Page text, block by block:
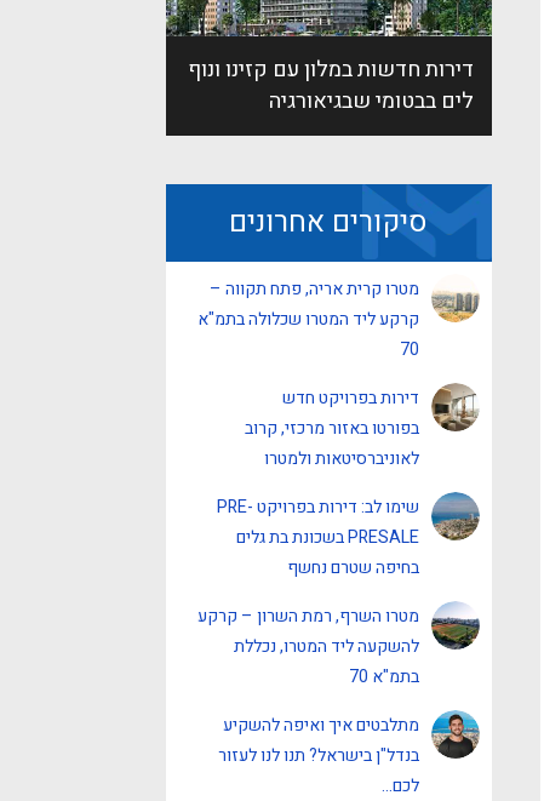
דירות חדשות במלון עם קזינו ונוף
לים בבטומי שבגיאורגיה
סיקורים אחרונים
מטרו קרית אריה, פתח תקווה –
קרקע ליד המטרו שכלולה בתמ"א
70
דירות בפרויקט חדש
בפורטו באזור מרכזי, קרוב
לאוניברסיטאות ולמטרו
שימו לב: דירות בפרויקט PRE-
PRESALE בשכונת בת גלים
בחיפה שטרם נחשף
מטרו השרף, רמת השרון – קרקע
להשקעה ליד המטרו, נכללת
בתמ"א 70
מתלבטים איך ואיפה להשקיע
בנדל"ן בישראל? תנו לנו לעזור
לכם…